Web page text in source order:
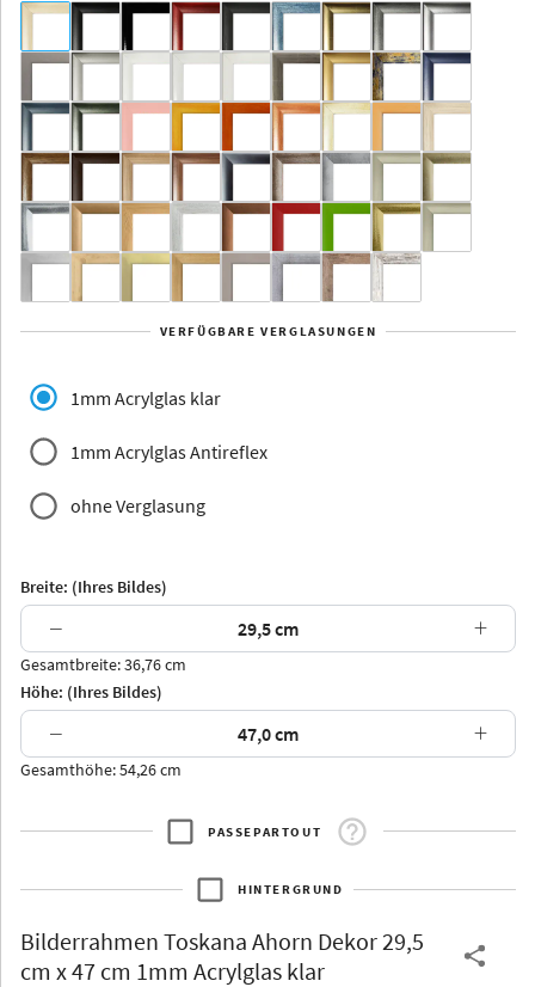
Dakota -
Rahmenloser
Aluminium
Yukon Alaska
Jersey Dauphine
Arran Luzern
Thurgau
VERFÜGBARE VERGLASUNGEN
1mm Acrylglas klar
1mm Acrylglas Antireflex
ohne Verglasung
Breite: (Ihres Bildes)
− +
Gesamtbreite: 36,76 cm
Höhe: (Ihres Bildes)
− +
Gesamthöhe: 54,26 cm
PASSEPARTOUT
HINTERGRUND
Bilderrahmen Toskana Ahorn Dekor 29,5
cm x 47 cm 1mm Acrylglas klar